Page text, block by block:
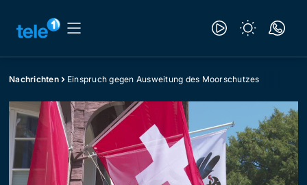
Nachrichten Einspruch gegen Ausweitung des Moorschutzes